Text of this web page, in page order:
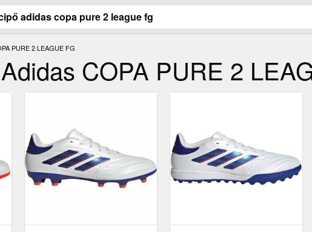
PURE 2 LEAGUE FG
COPA PURE 2